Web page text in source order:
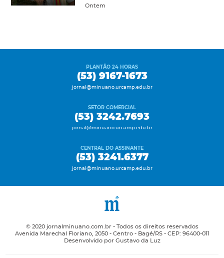
Ontem
PLANTÃO 24 HORAS
(53) 9167-1673
jornal@minuano.urcamp.edu.br
SETOR COMERCIAL
(53) 3242.7693
jornal@minuano.urcamp.edu.br
CENTRAL DO ASSINANTE
(53) 3241.6377
jornal@minuano.urcamp.edu.br
© 2020 jornalminuano.com.br - Todos os direitos reservados
Avenida Marechal Floriano, 2050 - Centro - Bagé/RS - CEP: 96400-011
Desenvolvido por Gustavo da Luz